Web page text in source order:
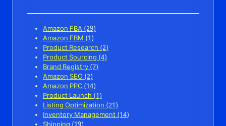
Amazon FBA (29)
Amazon FBM (1)
Product Research (2)
Product Sourcing (4)
Brand Registry (7)
Amazon SEO (2)
Amazon PPC (14)
Product Launch (1)
Listing Optimization (21)
Inventory Management (14)